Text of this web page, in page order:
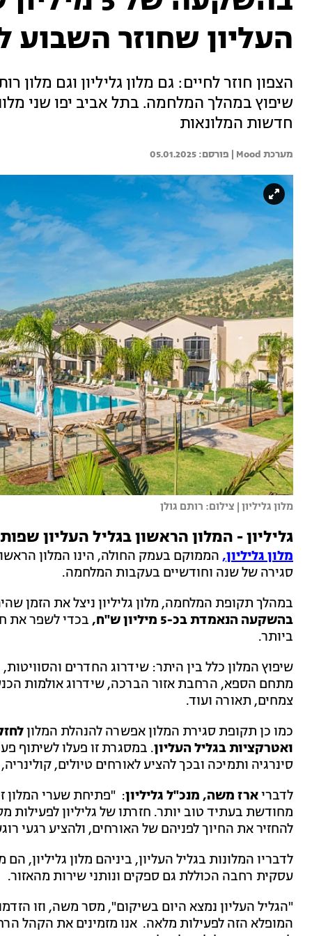
העליון שחוזר השבוע
הצפון חוזר לחיים: גם מלון גליליון וגם
שיפוץ במהלך המלחמה. בתל אביב יפו שני
חדשות המלונאות
מערכת Mood | 05.01.2025
מלון גליליון | צילום: רותם גולן
גליליון - המלון הראשון בגליל העליון
מלון גליליון,
סגירה של שנה וחודשיים בעקבות המלחמה.
במהלך תקופת המלחמה, מלון גליליון ניצל את הזמן
בהשקעה הנאמדת בכ-5 מיליון ש"ח,
בכדי לשפר את
ביותר.
שיפוץ המלון כלל בין היתר: שידרוג החדרים
מתחם הספא, הרחבת אזור הברכה, שידרוג אולמות
צמחים, תאורה ועוד.
כמו כן תקופת סגירת המלון אפשרה להנהלת המלון
ואטרקציות בגליל העליון. במסגרת זו פעלו לשיתוף
סינרגיה ותמיכה ובכך להציע לאורחים טיולים,
לדבריארז משה, מנכ"ל גליליון: "פתיחת שערי המלון
מחודשת בעתיד טוב יותר. חזרתו של גליליון
להחזיר את החיוך לפניהם של האורחים, ולהציע רגעי
לדבריו המלונות בגליל העליון, ביניהם מלון
עסקית רחבה הכוללת גם ספקים ונותני שירות מהאזור.
"הגליל העליון נמצא היום בשיקום", מסר משה, וזו
המופלא הזה לפעילות מלאה. אנו מזמינים את הקהל